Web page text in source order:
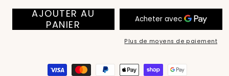
AJOUTER AU
PANIER
Plus de moyens de paiement